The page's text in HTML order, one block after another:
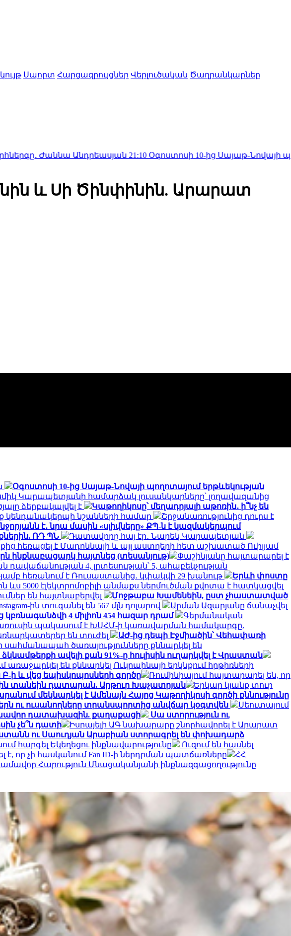
Սպորտ Հարցազրույցներ Վերլուծական Ծաղրանկարներ
Անդրեասյան21:10Օգոստոսի 10-ից Սայաթ-Նովայի
և Սի Ծինփինին. Արարատ
Օգոստոսի 10-ից Սայաթ-Նովայի պողոտայում երթևեկության
Կարապետյանի համարձակ լուսանկարները՝ լողավազանից
ձերբակալվել է
Կաթողիկոսը՝ մեղադրյալի աթոռին․ ի՞նչ են
կենդանակերպի նշանների համար
Շրջանառությունից դուրս է
է․ նրա մասին «սլիվները» ՔՊ-ն է կազմակերպում
ՌԴ ՊՆ
Դատավորը հայ էր․ Նարեկ Կարապետյան
հեռացել է Մադոննայի և այլ աստղերի հետ աշխատած Ուիլյամ
ինքնաբացարկ հայտնեց (տեսանյութ)
Փաշինյանը հայտարարել է
4, լրտեսության՝ 5, ահաբեկչության
հեռանում է Ռուսաստանից․ կփակվի 29 խանութ
Երևի փոստը
ևս 5000 էլեկտրոմոբիլի անմաքս ներմուծման քվոտա է հատկացվել
են հայտնաբերվել
Մոջթաբա Խամենեին, ըստ չհաստատված
ին տուգանել են 567 մլն դոլարով
Արման Ազարյանը ճանաչվել
4 միլիոն 454 հազար դրամ
Գերմանական
պակասում է ԽՍՀՄ-ի կառավարման համակարգը.
են տուժել
ԱԺ-ից դեպի Էջմիածին՝ Վեհափառի
ծառայությունները քննարկել են
ավելի քան 91%-ը հուլիսին ուղարկվել է Վրաստան
առաջարկել են քննարկել Ուկրաինայի երկնքում հրթիռների
ի և վեց եպիսկոպոսների գործը
Ռումինիայում հայտարարել են, որ
տանեին դատարան. Արթուր Խաչատրյան
Երկար կյանք տուր
մեկնարկել է Ամենայն Հայոց Կաթողիկոսի գործի քննությունը
ու ուսանողները տրանսպորտից անվճար կօգտվեն
Սեուտայում
դատախազին. քաղաքացի
Սա ստորություն ու
չե՞ն դատի
Իսրայելի ԱԳ նախարարը շնորհավորել է Արարատ
ու Սաուդյան Արաբիան ստորագրել են փոխադարձ
հարգել Եկեղեցու ինքնավարությունը
Ուզում են հասնել
է, որ չի հասկանում Fan ID-ի ներդրման պատճառները
ՀՀ
Հարություն Մնացականյանի ինքնազգացողությունը